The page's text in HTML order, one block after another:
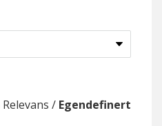
Relevans / Egendefinert